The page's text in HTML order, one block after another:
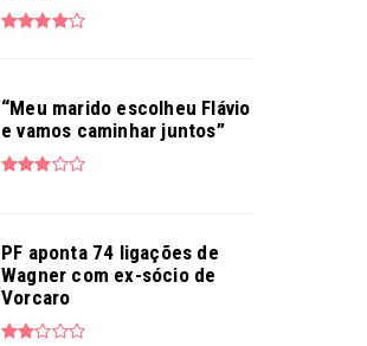
“Meu marido escolheu Flávio
e vamos caminhar juntos”
PF aponta 74 ligações de
Wagner com ex-sócio de
Vorcaro